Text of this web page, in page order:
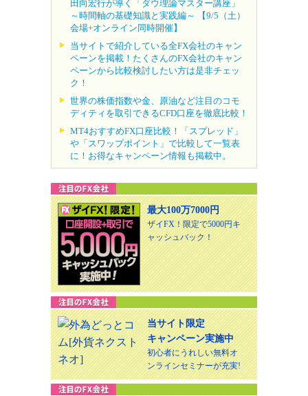
田向宏行が導く「ダウ理論マスター講座」
～時間軸の基礎知識と実践編～ 【9/5（土）
会場+オンライン同時開催】
当サイトで紹介している全FX会社のキャン
ペーンを掲載！たくさんのFX会社のキャン
ペーンから比較検討したい方は是非チェッ
ク！
世界の株価指数や金、原油など注目のコモ
ディティを取引できるCFD口座を徹底比較！
MT4おすすめFX口座比較！「スプレッド」
や「スワップポイント」で比較して一覧表
に！お得なキャンペーン情報も掲載中。
最大100万7000円
ザイFX！限定で5000円キ
ャッシュバック！
当サイト限定
キャンペーン実施中
初心者にうれしい無料オ
ンラインセミナーが充実!